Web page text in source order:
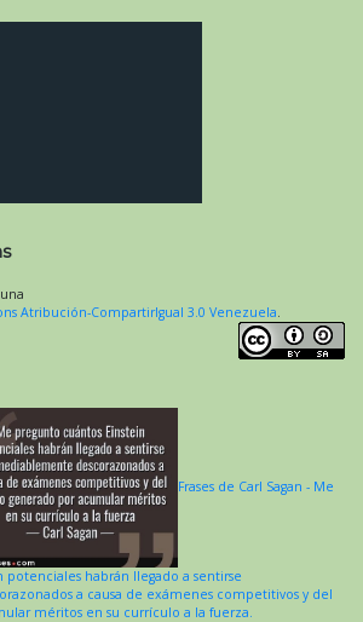
Atribución-CompartirIgual 3.0 Venezuela.
Frases de Carl Sagan - Me
potenciales habrán llegado a sentirse
a causa de exámenes competitivos y del
méritos en su currículo a la fuerza.